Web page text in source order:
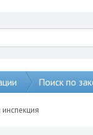
Поиск по